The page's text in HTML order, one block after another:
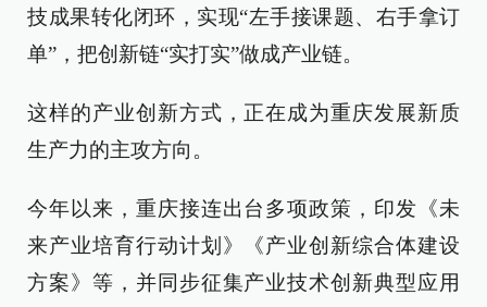
技成果转化闭环，实现“左手接课题、右手拿订
单”，把创新链“实打实”做成产业链。
这样的产业创新方式，正在成为重庆发展新质
生产力的主攻方向。
今年以来，重庆接连出台多项政策，印发《未
来产业培育行动计划》《产业创新综合体建设
方案》等，并同步征集产业技术创新典型应用